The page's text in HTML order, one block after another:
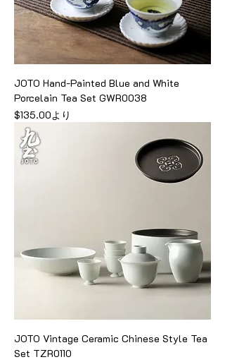
JOTO Hand-Painted Blue and White
Porcelain Tea Set GWR0038
$135.00より
セール価格
JOTO Vintage Ceramic Chinese Style Tea
Set TZR0110